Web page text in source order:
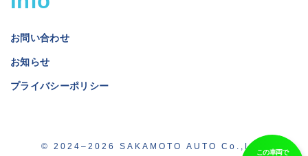
この車両で
お問い合わせ
お知らせ
プライバシーポリシー
© 2024–2026 SAKAMOTO AUTO Co.,Ltd.